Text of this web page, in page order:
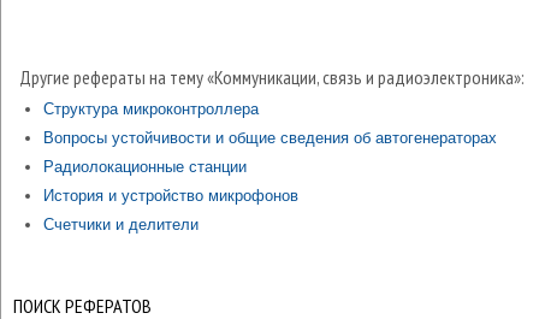
Другие рефераты на тему «Коммуникации, связь и радиоэлектроника»:
Структура микроконтроллера
Вопросы устойчивости и общие сведения об автогенераторах
Радиолокационные станции
История и устройство микрофонов
Счетчики и делители
ПОИСК РЕФЕРАТОВ